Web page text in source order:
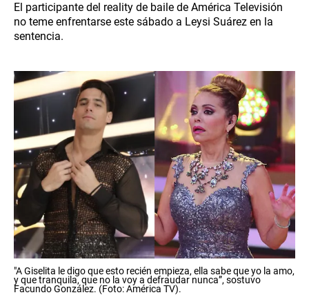
El participante del reality de baile de América Televisión
no teme enfrentarse este sábado a Leysi Suárez en la
sentencia.
"A Giselita le digo que esto recién empieza, ella sabe que yo la amo,
y que tranquila, que no la voy a defraudar nunca”, sostuvo
Facundo González. (Foto: América TV).